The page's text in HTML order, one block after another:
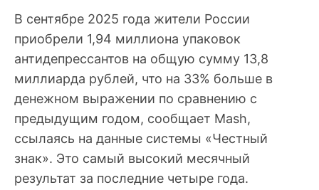
В сентябре 2025 года жители России
приобрели 1,94 миллиона упаковок
антидепрессантов на общую сумму 13,8
миллиарда рублей, что на 33% больше в
денежном выражении по сравнению с
предыдущим годом, сообщает Mash,
ссылаясь на данные системы «Честный
знак». Это самый высокий месячный
результат за последние четыре года.